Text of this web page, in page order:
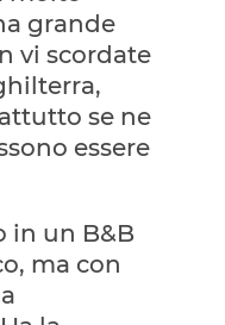
grande
vi scordate
se ne
essere
in un B&B
ma con